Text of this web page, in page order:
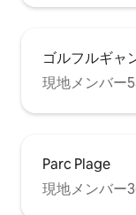
ゴルフルギャ
現地メンバー
Parc Plage
現地メンバー